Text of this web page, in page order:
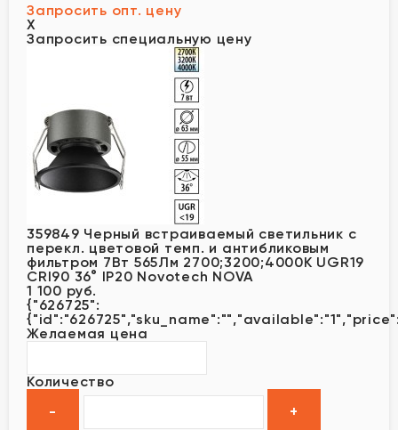
Запросить опт. цену
X
Запросить специальную цену
359849 Черный встраиваемый светильник с
перекл. цветовой темп. и антибликовым
фильтром 7Вт 565Лм 2700;3200;4000К UGR19
CRI90 36° IP20 Novotech NOVA
1 100 руб.
{"626725":
Желаемая цена
Количество